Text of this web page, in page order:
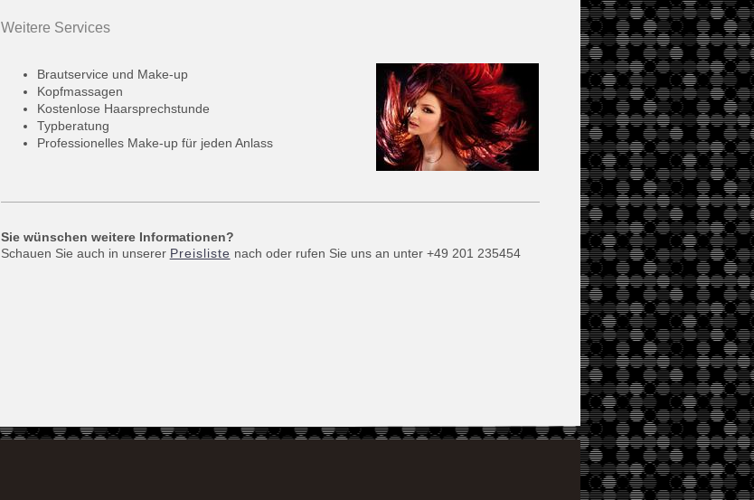
Weitere Services
Brautservice und Make-up
Kopfmassagen
Kostenlose Haarsprechstunde
Typberatung
Professionelles Make-up für jeden Anlass
Sie wünschen weitere Informationen?
Schauen Sie auch in unserer Preisliste nach oder rufen Sie uns an unter +49 201 235454